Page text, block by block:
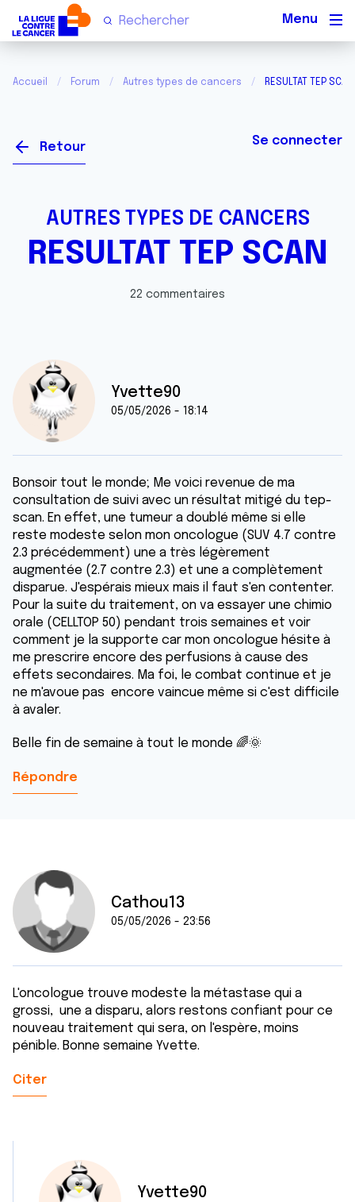
Accueil Forum Autres types de cancers RESULTAT TEP SCAN
Retour Se connecter
AUTRES TYPES DE CANCERS
RESULTAT TEP SCAN
22 commentaires
Yvette90
05/05/2026 - 18:14
Bonsoir tout le monde; Me voici revenue de ma
consultation de suivi avec un résultat mitigé du tep-
scan. En effet, une tumeur a doublé même si elle
reste modeste selon mon oncologue (SUV 4.7 contre
2.3 précédemment) une a très légèrement
augmentée (2.7 contre 2.3) et une a complètement
disparue. J'espérais mieux mais il faut s'en contenter.
Pour la suite du traitement, on va essayer une chimio
orale (CELLTOP 50) pendant trois semaines et voir
comment je la supporte car mon oncologue hésite à
me prescrire encore des perfusions à cause des
effets secondaires. Ma foi, le combat continue et je
ne m'avoue pas encore vaincue même si c'est difficile
à avaler.
Belle fin de semaine à tout le monde 🌈🌞
Répondre
Cathou13
05/05/2026 - 23:56
L'oncologue trouve modeste la métastase qui a
grossi, une a disparu, alors restons confiant pour ce
nouveau traitement qui sera, on l'espère, moins
pénible. Bonne semaine Yvette.
Citer
Yvette90